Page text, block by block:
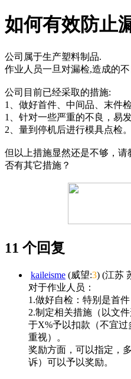
如何有效防止
公司属于生产塑料制品.
作业人员一旦对漏检,造成的
公司目前已经采取的措施:
1、做好首件、中间品、末件检
1、针对一些严重的不良，易
2、量到停机后进行模具点检。
但以上措施显然还是不够，
否有其它措施？
11 个回复
kaileisme (威望:3) (江苏
对于作业人员：
1.做好自检：特别是首件
2.制定相关措施（以文
于X%予以扣款（不宜
重视）。
奖励方面，可以指定，
诉）可以予以奖励。